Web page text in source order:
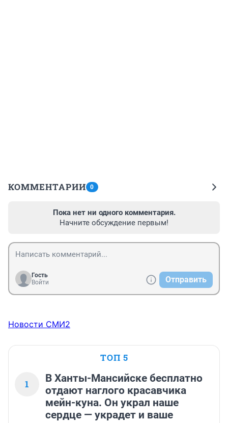
КОММЕНТАРИИ 0
Пока нет ни одного комментария.
Начните обсуждение первым!
Гость
Войти
Отправить
Новости СМИ2
ТОП 5
1
В Ханты-Мансийске бесплатно
отдают наглого красавчика
мейн-куна. Он украл наше
сердце — украдет и ваше